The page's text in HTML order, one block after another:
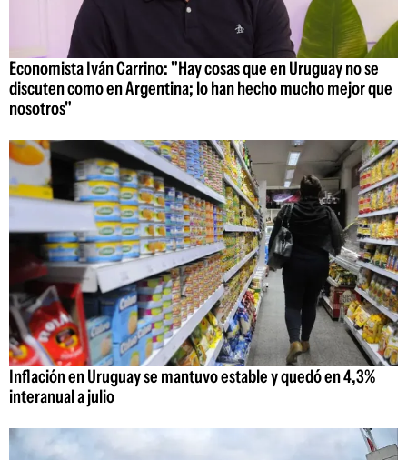
Economista Iván Carrino: "Hay cosas que en Uruguay no se
discuten como en Argentina; lo han hecho mucho mejor que
nosotros"
Inflación en Uruguay se mantuvo estable y quedó en 4,3%
interanual a julio